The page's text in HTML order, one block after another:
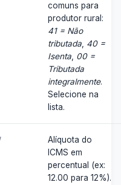
comuns para
produtor rural:
41 = Não
tributada 40 =
Isenta 00 =
Tributada
integralmente.
Selecione na
lista.
Alíquota do
ICMS em
percentual (ex:
12.00 para 12%).